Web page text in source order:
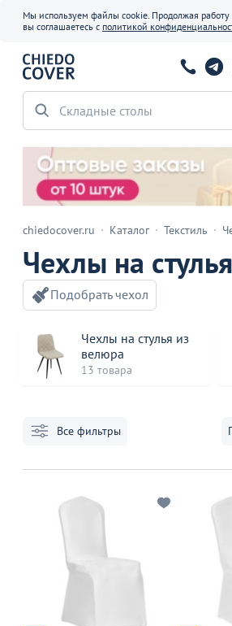
Мы используем файлы cookie. Продолжая работу
вы соглашаетесь с политикой
Офисные стулья
chiedocover.ru Каталог Текстиль
Чехлы на стулья
Подобрать чехол
Чехлы на стулья из
велюра
13 товара
Все фильтры